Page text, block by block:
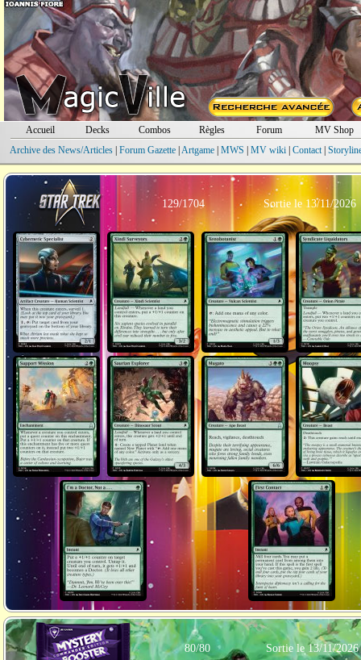
Accueil Decks Combos Règles Forum
MV Shop
Archive des News/Articles| Forum Gazette| Artgame| MWS MV wiki| Contact|
129/1704 Sortie le 13/11/2026
80/80 Sortie le 13/11/2026